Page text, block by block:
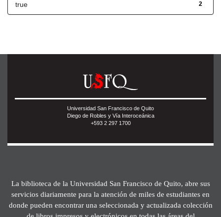
2
true
Universidad San Francisco de Quito
Diego de Robles y Vía Interoceánica
+593 2 297 1700
La biblioteca de la Universidad San Francisco de Quito, abre sus
servicios diariamente para la atención de miles de estudiantes en
donde pueden encontrar una seleccionada y actualizada colección